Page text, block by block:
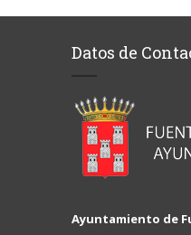
Datos de
Ayuntamiento de